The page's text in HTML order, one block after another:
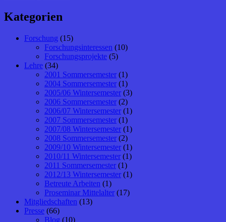
Kategorien
Forschung (15)
Forschungsinteressen (10)
Forschungsprojekte (5)
Lehre (34)
2001 Sommersemester (1)
2004 Sommersemester (1)
2005/06 Wintersemester (3)
2006 Sommersemester (2)
2006/07 Wintersemester (1)
2007 Sommersemester (1)
2007/08 Wintersemester (1)
2008 Sommersemester (2)
2009/10 Wintersemester (1)
2010/11 Wintersemester (1)
2011 Sommersemester (1)
2012/13 Wintersemester (1)
Betreute Arbeiten (1)
Proseminar Mittelalter (17)
Mitgliedschaften (13)
Presse (66)
Blog (10)